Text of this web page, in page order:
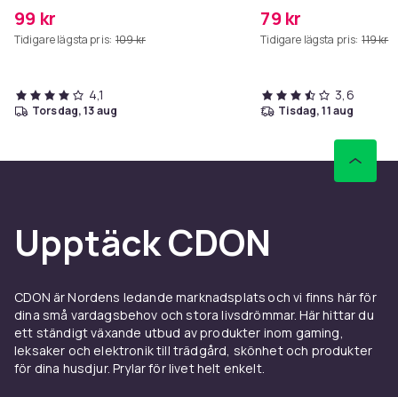
99 kr
Tidigare lägsta pris: 109 kr
4,1
torsdag, 13 aug
79 kr
Tidigare lägsta pris: 119 kr
3,6
tisdag, 11 aug
Upptäck CDON
CDON är Nordens ledande marknadsplats och vi finns här för
dina små vardagsbehov och stora livsdrömmar. Här hittar du
ett ständigt växande utbud av produkter inom gaming,
leksaker och elektronik till trädgård, skönhet och produkter
för dina husdjur. Prylar för livet helt enkelt.